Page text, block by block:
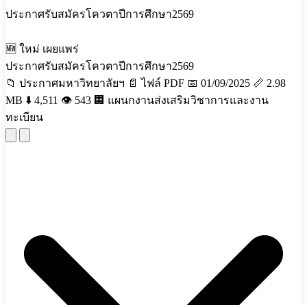
ประกาศรับสมัครโควตาปีการศึกษา2569
🆕 ใหม่ เผยแพร่
ประกาศรับสมัครโควตาปีการศึกษา2569
📁 ประกาศมหาวิทยาลัยฯ 📄 ไฟล์ PDF 📅 01/09/2025 📏 2.98
MB ⬇️ 4,511 👁️ 543 🏢 แผนกงานส่งเสริมวิชาการและงาน
ทะเบียน